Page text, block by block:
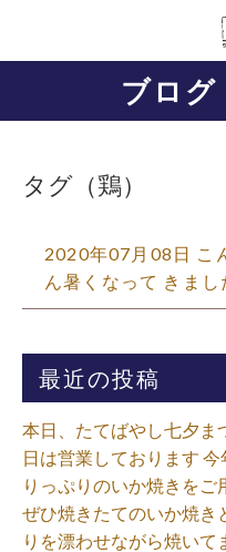
ブログ
タグ（鶏）
2020年07月08日 こ
ん暑くなって きま
最近の投稿
本日、たてばやし七夕ま
日は営業しております️
りっぷりのいか焼きをご
ぜひ焼きたてのいか焼き
りを漂わせながら焼いて